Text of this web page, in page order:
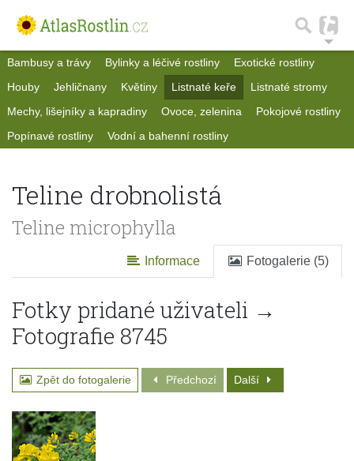
Bambusy a trávy Bylinky a léčivé rostliny
Exotické rostliny
Houby
Jehličnany Květiny Listnaté keře
Listnaté stromy
Mechy, lišejníky a kapradiny
Ovoce, zelenina
Pokojové rostliny
Popínavé rostliny
Vodní a bahenní rostliny
Teline drobnolistá
Teline microphylla
Informace Fotogalerie (5)
Fotky pridané uživateli →
Fotografie 8745
Zpět do fotogalerie Předchozí Další